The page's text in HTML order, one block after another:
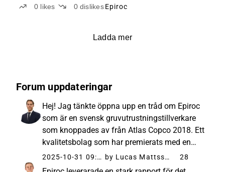
0 likes 0 dislikes Epiroc
Ladda mer
Forum uppdateringar
Hej! Jag tänkte öppna upp en tråd om Epiroc
som är en svensk gruvutrustningstillverkare
som knoppades av från Atlas Copco 2018. Ett
kvalitetsbolag som har premierats med en
hög värdering. Bolaget släppte nyligen sin Q3-
rapport som visade en organisk tillväxt i
2025-10-31 09:24 by Lucas Mattsson 28